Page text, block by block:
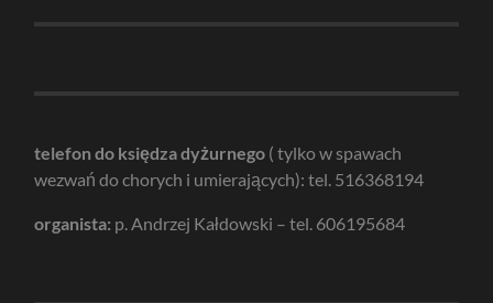
telefon do księdza dyżurnego ( tylko w spawach
wezwań do chorych i umierających): tel. 516368194
organista: p. Andrzej Kałdowski – tel. 606195684